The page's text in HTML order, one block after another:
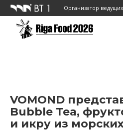
Организатор
VOMOND
Bubble Tea,
и икру из